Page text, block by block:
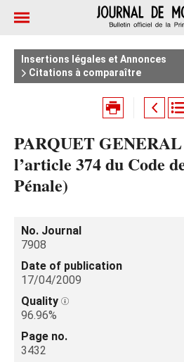
Insertions légales et Annonces
Citations à comparaître
PARQUET
l’article 374 du Code
Pénale)
No. Journal
7908
Date of publication
17/04/2009
Quality
96.96%
Page no.
3432